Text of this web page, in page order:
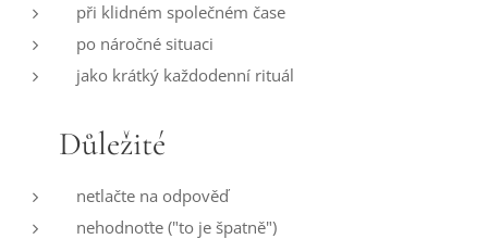
při klidném společném čase
po náročné situaci
jako krátký každodenní rituál
❤️ Důležité
netlačte na odpověď
nehodnoťte ("to je špatně")